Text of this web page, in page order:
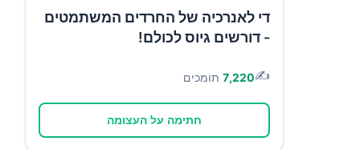
די לאנרכיה של החרדים המשתמטים
- דורשים גיוס לכולם!
✍️
7,220 תומכים
חתימה על העצומה